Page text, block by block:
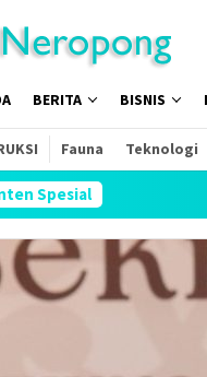
BERITA BISNIS
Fauna Teknologi
Spesial